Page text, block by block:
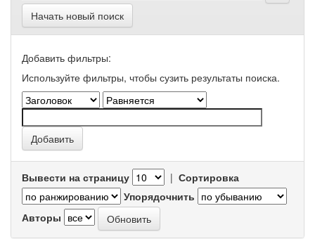
Начать новый поиск
Добавить фильтры:
Используйте фильтры, чтобы сузить результаты поиска.
Вывести на страницу | Сортировка
Упорядочнить
Авторы